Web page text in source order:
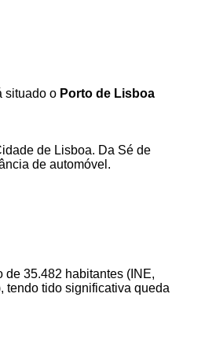
situado o Porto de Lisboa
de Lisboa. Da Sé de
de automóvel.
de 35.482 habitantes (INE,
tendo tido significativa queda